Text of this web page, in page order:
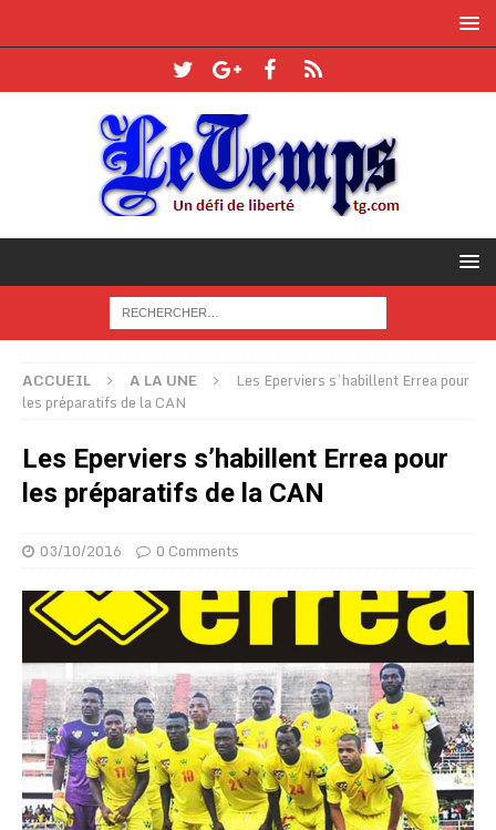
ACCUEIL A LA UNE
Les Eperviers s’habillent Errea pour
les préparatifs de la CAN
Les Eperviers s’habillent Errea pour
les préparatifs de la CAN
03/10/2016 0 Comments